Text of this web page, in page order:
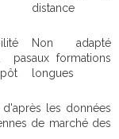
distance
pas
Non adapté
aux formations
longues
les données
de marché des